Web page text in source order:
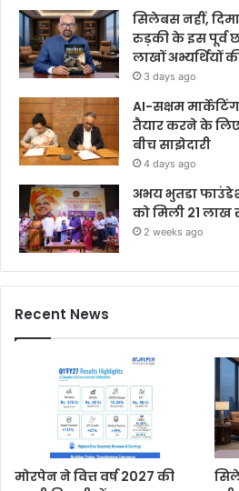
सिलेबस नहीं,
रुड़की के इस पूर्व
लाखों अभ्यर्थियों
3 days ago
AI-सक्षम
तैयार करने के
बीच साझेदारी
4 days ago
अभय भुतडा
को मिली 21
2 weeks ago
Recent News
मोरपेन ने वित्त वर्ष 2027 की